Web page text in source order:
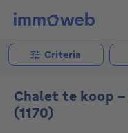
Criteria
Chalet te koop
(1170)